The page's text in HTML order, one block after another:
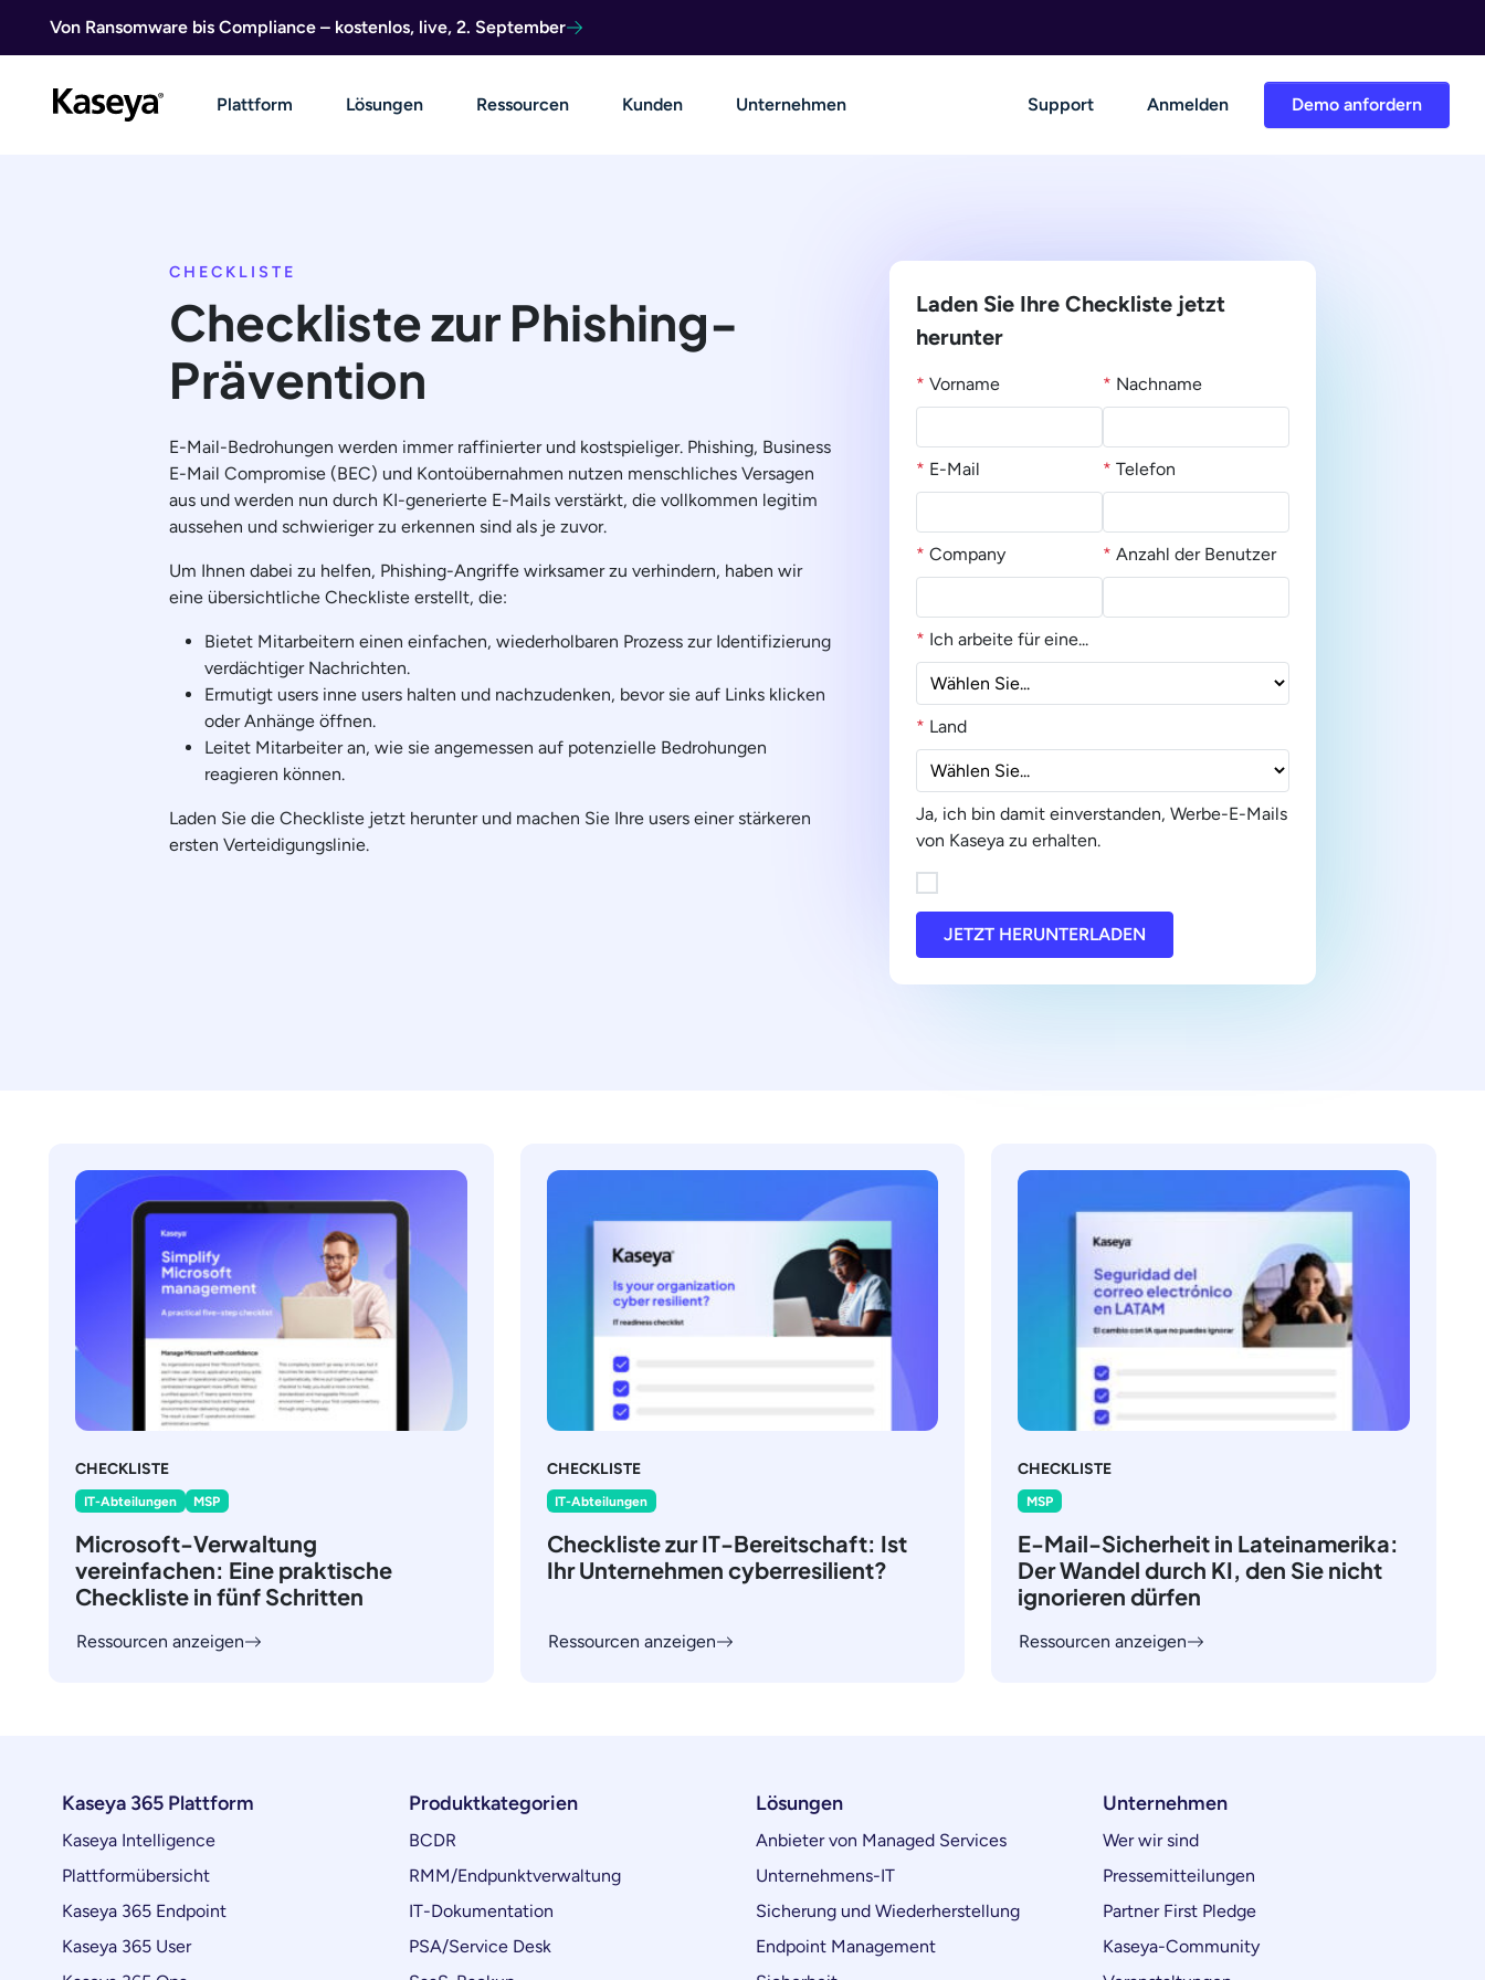
Von Ransomware bis Compliance – kostenlos, live, 2. September
Demo anfordern
Plattform Lösungen Ressourcen Kunden Unternehmen Support Anmelden
CHECKLISTE
Checkliste zur Phishing-
Prävention
E-Mail-Bedrohungen werden immer raffinierter und kostspieliger. Phishing, Business
E-Mail Compromise (BEC) und Kontoübernahmen nutzen menschliches Versagen
aus und werden nun durch KI-generierte E-Mails verstärkt, die vollkommen legitim
aussehen und schwieriger zu erkennen sind als je zuvor.
Um Ihnen dabei zu helfen, Phishing-Angriffe wirksamer zu verhindern, haben wir
eine übersichtliche Checkliste erstellt, die:
Bietet Mitarbeitern einen einfachen, wiederholbaren Prozess zur Identifizierung
verdächtiger Nachrichten.
Ermutigt users inne users halten und nachzudenken, bevor sie auf Links klicken
oder Anhänge öffnen.
Leitet Mitarbeiter an, wie sie angemessen auf potenzielle Bedrohungen
reagieren können.
Laden Sie die Checkliste jetzt herunter und machen Sie Ihre users einer stärkeren
ersten Verteidigungslinie.
Laden Sie Ihre Checkliste jetzt
herunter
* Vorname * Nachname
* E-Mail * Telefon
* Company * Anzahl der Benutzer
* Ich arbeite für eine...
* Land
Ja, ich bin damit einverstanden, Werbe-E-Mails
von Kaseya zu erhalten.
JETZT HERUNTERLADEN
CHECKLISTE
IT-Abteilungen MSP
Microsoft-Verwaltung
vereinfachen: Eine praktische
Checkliste in fünf Schritten
Ressourcen anzeigen
CHECKLISTE
IT-Abteilungen
Checkliste zur IT-Bereitschaft: Ist
Ihr Unternehmen cyberresilient?
Ressourcen anzeigen
CHECKLISTE
MSP
E-Mail-Sicherheit in Lateinamerika:
Der Wandel durch KI, den Sie nicht
ignorieren dürfen
Ressourcen anzeigen
Kaseya 365 Plattform
Kaseya Intelligence
Plattformübersicht
Kaseya 365 Endpoint
Kaseya 365 User
Produktkategorien
BCDR
RMM/Endpunktverwaltung
IT-Dokumentation
PSA/Service Desk
Lösungen
Anbieter von Managed Services
Unternehmens-IT
Sicherung und Wiederherstellung
Endpoint Management
Unternehmen
Wer wir sind
Pressemitteilungen
Partner First Pledge
Kaseya-Community